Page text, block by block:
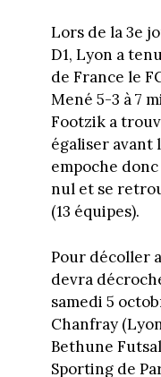
Lors de la 3e
D1, Lyon a
de France le
Mené 5-3 à 7
Footzik a
égaliser avant
empoche
nul et se
(13 équipes).
Pour décoller
devra
samedi 5
Chanfray
Bethune
Sporting de